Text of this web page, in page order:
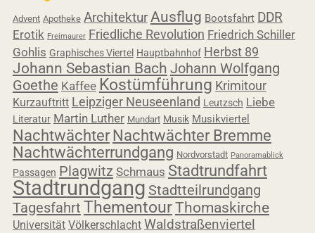
Advent Apotheke Architektur Ausflug Bootsfahrt DDR
Erotik Freimaurer Friedliche Revolution Friedrich Schiller
Gohlis Graphisches Viertel Hauptbahnhof Herbst 89
Johann Sebastian Bach Johann Wolfgang
Goethe Kaffee Kostümführung Krimitour
Kurzauftritt Leipziger Neuseenland Leutzsch Liebe
Literatur Martin Luther Mundart Musik Musikviertel
NachtwächterNachtwächter Bremme
Nachtwächterrundgang Nordvorstadt Panoramablick
Passagen Plagwitz Schmaus Stadtrundfahrt
Stadtrundgang Stadtteilrundgang
Tagesfahrt ThementourThomaskirche
Universität Völkerschlacht Waldstraßenviertel